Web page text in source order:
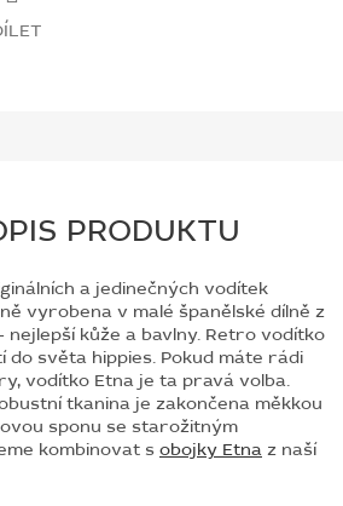
PRODUKTU
a jedinečných vodítek
vyrobena v malé španělské dílně z
kůže a bavlny. Retro vodítko
do světa hippies. Pokud máte rádi
vodítko Etna je ta pravá volba.
tkanina je zakončena měkkou
sponu se starožitným
kombinovat s obojky Etna z naší